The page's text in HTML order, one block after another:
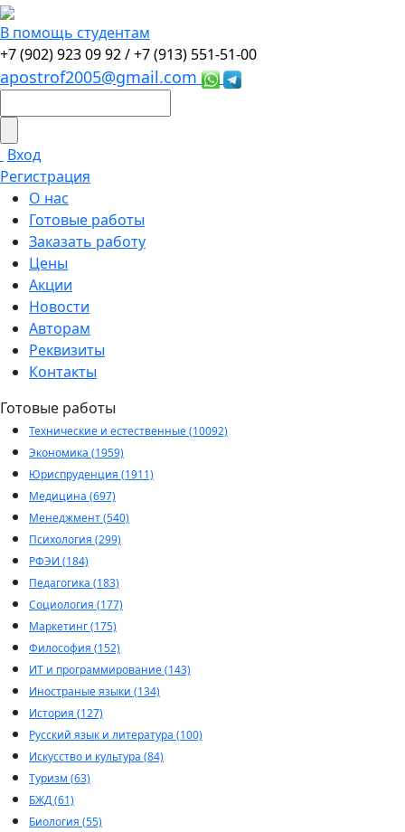
В помощь студентам
+7 (902) 923 09 92 /+7 (913) 551-51-00
apostrof2005@gmail.com
Вход
Регистрация
О нас
Готовые работы
Заказать работу
Цены
Акции
Новости
Авторам
Реквизиты
Контакты
Готовые работы
Технические и естественные (10092)
Экономика (1959)
Юриспруденция (1911)
Медицина (697)
Менеджмент (540)
Психология (299)
РФЭИ (184)
Педагогика (183)
Социология (177)
Маркетинг (175)
Философия (152)
ИТ и программирование (143)
Иностраные языки (134)
История (127)
Русский язык и литература (100)
Искусство и культура (84)
Туризм (63)
БЖД (61)
Биология (55)